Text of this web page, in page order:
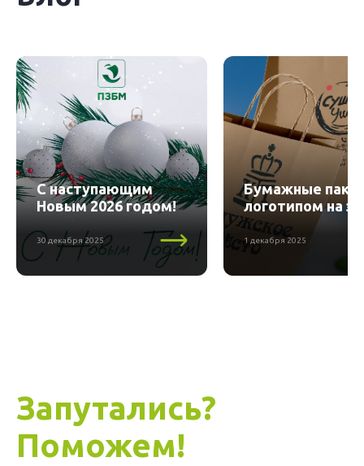
С наступающим
Новым 2026 годом!
30 декабря 2025
Бумажные
логотипом на
1 декабря 2025
Запутались?
Поможем!